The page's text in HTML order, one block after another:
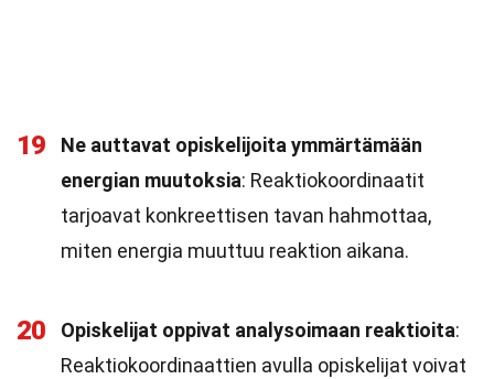
19
Ne auttavat opiskelijoita ymmärtämään
energian muutoksia: Reaktiokoordinaatit
tarjoavat konkreettisen tavan hahmottaa,
miten energia muuttuu reaktion aikana.
20 Opiskelijat oppivat analysoimaan reaktioita:
Reaktiokoordinaattien avulla opiskelijat voivat